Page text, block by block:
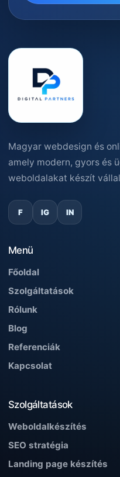
Magyar webdesign és
amely modern, gyors és
weboldalakat készít
F IG IN
Menü
Főoldal
Szolgáltatások
Rólunk
Blog
Referenciák
Kapcsolat
Szolgáltatások
Weboldalkészítés
SEO stratégia
Landing page készítés